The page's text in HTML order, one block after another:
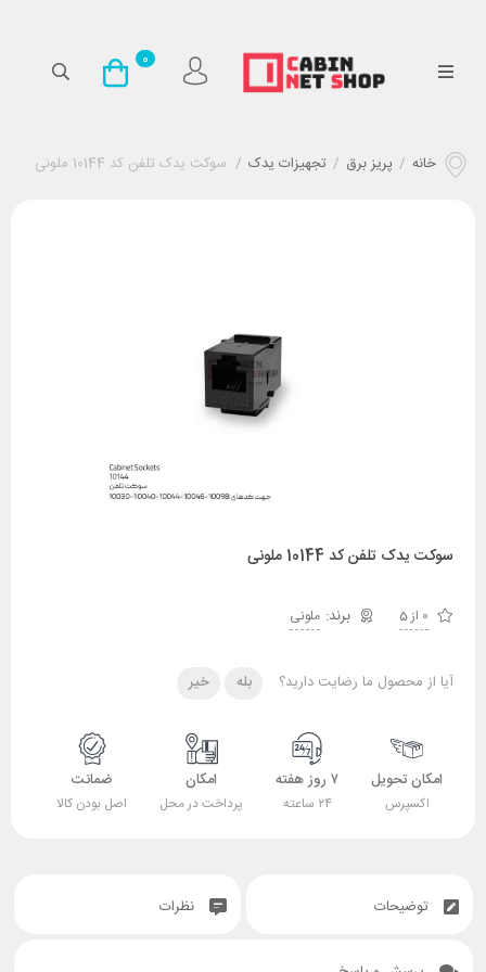
0
خانه / پریز برق / تجهیزات یدک / سوکت یدک تلفن کد 10144 ملونی
سوکت یدک تلفن کد 10144 ملونی
0 از 5 ملونی
آیا از محصول ما رضایت دارید؟ بله خیر
امکان تحویل
اکسپرس
۷ روز هفته
۲۴ ساعته
امکان
پرداخت در محل
ضمانت
اصل بودن کالا
توضیحات نظرات